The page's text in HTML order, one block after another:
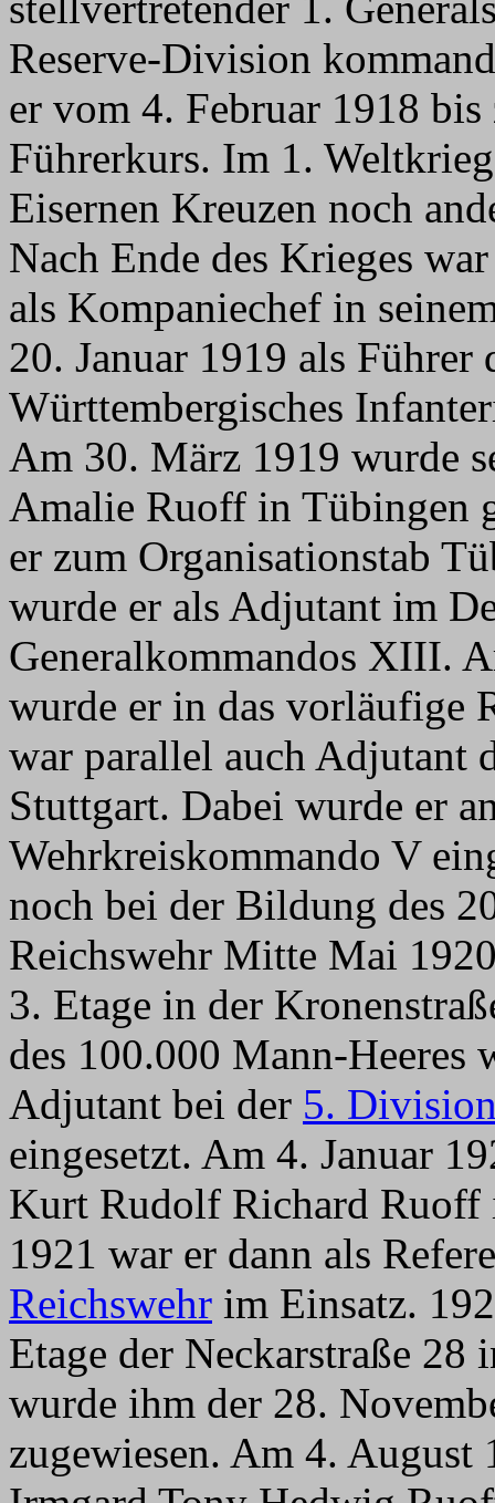
Reserve-Division
er vom 4. Februar 1918
Führerkurs. Im 1.
Eisernen Kreuzen noch
Nach Ende des Krieges
als Kompaniechef in
20. Januar 1919 als
Württembergisches
Am 30. März 1919 wurde
Amalie Ruoff in Tübingen
er zum Organisationstab
wurde er als Adjutant im
Generalkommandos XIII.
wurde er in das vorläufige
war parallel auch Adjutant
Stuttgart. Dabei wurde er
Wehrkreiskommando V
noch bei der Bildung des
Reichswehr Mitte Mai
3. Etage in der
des 100.000 Mann-Heeres
Adjutant bei der 5.
eingesetzt. Am 4. Januar
Kurt Rudolf Richard Ruoff
1921 war er dann als
Reichswehr im Einsatz.
Etage der Neckarstraße
wurde ihm der 28.
zugewiesen. Am 4. August